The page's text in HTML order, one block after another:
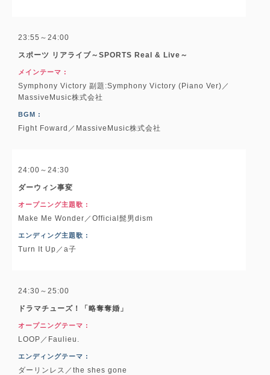
23:55～24:00
スポーツ リアライブ～SPORTS Real & Live～
メインテーマ :
Symphony Victory 副題:Symphony Victory (Piano Ver)／
MassiveMusic株式会社
BGM :
Fight Foward／MassiveMusic株式会社
24:00～24:30
ダーウィン事変
オープニング主題歌 :
Make Me Wonder／Official髭男dism
エンディング主題歌 :
Turn It Up／a子
24:30～25:00
ドラマチューズ！「略奪奪婚」
オープニングテーマ :
LOOP／Faulieu.
エンディングテーマ :
ダーリンレス／the shes gone